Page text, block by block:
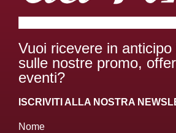
Vuoi ricevere in
sulle nostre promo,
eventi?
ISCRIVITI ALLA NOSTRA
Nome